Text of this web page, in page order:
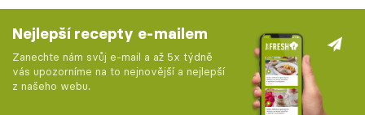
Nejlepší recepty e-mailem
Zanechte nám svůj e-mail a až 5x týdně
vás upozorníme na to nejnovější a nejlepší
z našeho webu.